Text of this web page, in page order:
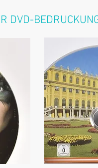
DVD-